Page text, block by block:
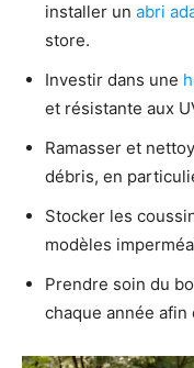
installer un abri
store.
Investir dans une
et résistante aux
Ramasser et
débris, en
Stocker les
modèles
Prendre soin du
chaque année